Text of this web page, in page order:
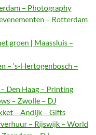
– Photography
– Rotterdam
groen | Maassluis –
– ‘s-Hertogenbosch –
Den Haag – Printing
– Zwolle – DJ
– Andijk – Gifts
– Rijswijk – World